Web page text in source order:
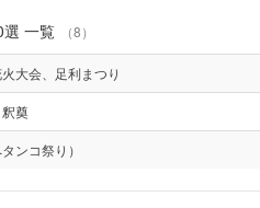
一覧 （8）
大会、足利まつり
奠
ンコ祭り）